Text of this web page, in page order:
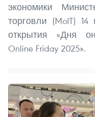
экономики
торговли (MoIT)
открытия «Дня
Online Friday 2025».